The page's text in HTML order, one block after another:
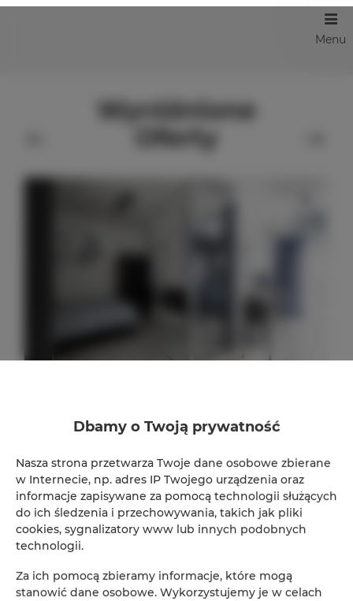
Menu
Wyróżnione
Oferty
24,00 m 2
Od 147,00 zł
Rezerwacja online
Dbamy o Twoją prywatność
Nasza strona przetwarza Twoje dane osobowe zbierane
w Internecie, np. adres IP Twojego urządzenia oraz
informacje zapisywane za pomocą technologii służących
do ich śledzenia i przechowywania, takich jak pliki
cookies, sygnalizatory www lub innych podobnych
technologii.
Za ich pomocą zbieramy informacje, które mogą
stanowić dane osobowe. Wykorzystujemy je w celach